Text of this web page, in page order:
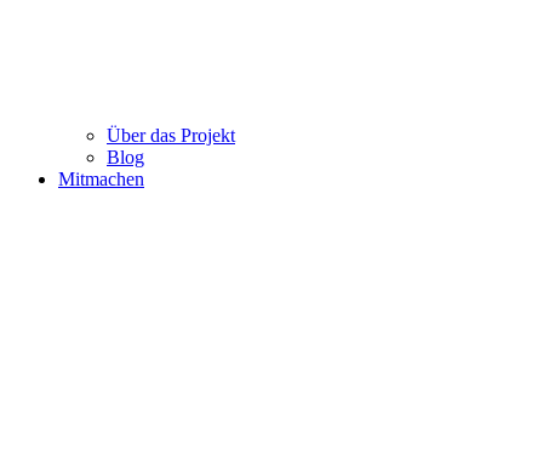
Über das Projekt
Blog
Mitmachen